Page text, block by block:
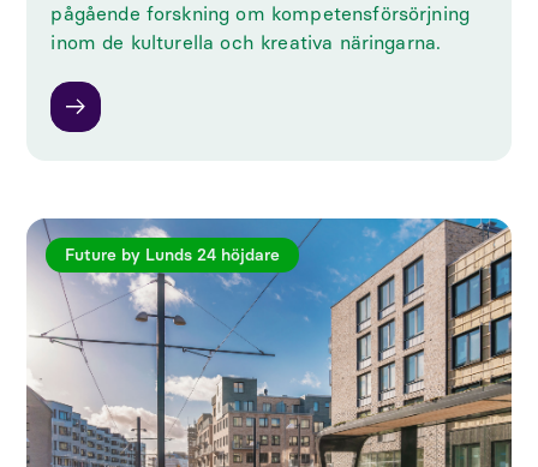
pågående forskning om kompetensförsörjning
inom de kulturella och kreativa näringarna.
Future by Lunds 24 höjdare